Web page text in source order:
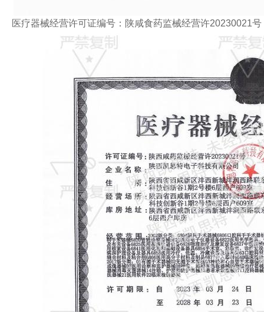
医疗器械经营许可证编号：陕咸食药监械经营许20230021号